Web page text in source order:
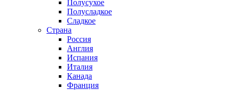
Полусухое
Полусладкое
Сладкое
Страна
Россия
Англия
Испания
Италия
Канада
Франция